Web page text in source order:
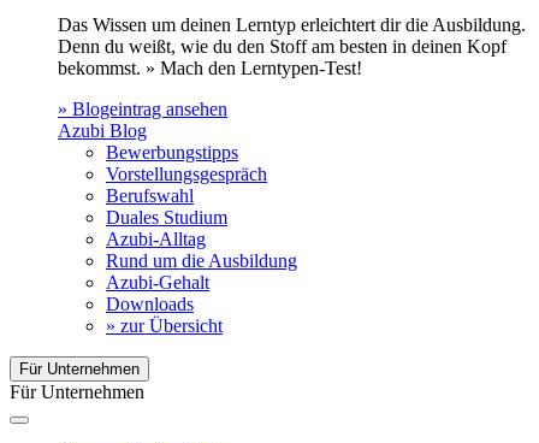
Das Wissen um deinen Lerntyp erleichtert dir die Ausbildung.
Denn du weißt, wie du den Stoff am besten in deinen Kopf
bekommst. » Mach den Lerntypen-Test!
» Blogeintrag ansehen
Azubi Blog
Bewerbungstipps
Vorstellungsgespräch
Berufswahl
Duales Studium
Azubi-Alltag
Rund um die Ausbildung
Azubi-Gehalt
Downloads
» zur Übersicht
Für Unternehmen
Für Unternehmen